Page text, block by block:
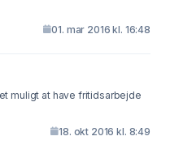
01. mar 2016 kl. 16:48
muligt at have fritidsarbejde
18. okt 2016 kl. 8:49